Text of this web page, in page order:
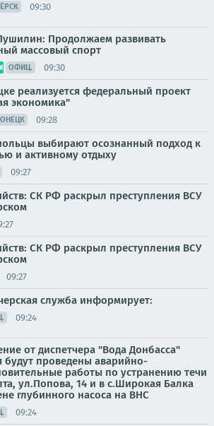
09:30
Продолжаем развивать
массовый спорт
ОФИЦ. 09:30
реализуется федеральный проект
экономика"
09:28
выбирают осознанный подход к
и активному отдыху
09:27
СК РФ раскрыл преступления ВСУ
СК РФ раскрыл преступления ВСУ
09:27
служба информирует:
09:24
от диспетчера "Вода Донбасса"
будут проведены аварийно-
работы по устранению течи
ул.Попова, 14 и в с.Широкая Балка
глубинного насоса на ВНС
09:24